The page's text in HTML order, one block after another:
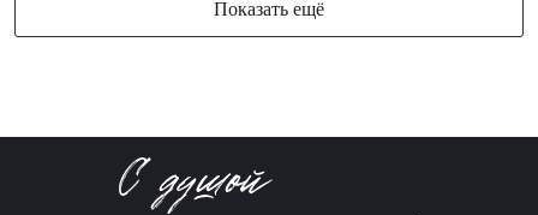
Показать ещё